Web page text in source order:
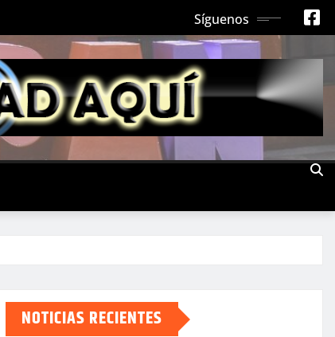
Síguenos
NOTICIAS RECIENTES